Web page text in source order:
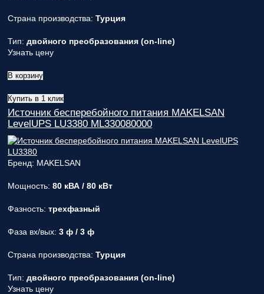
Страна производства: Турция
Тип: двойного преобразования (on-line)
Узнать цену
В корзину
Купить в 1 клик
Источник бесперебойного питания MAKELSAN
LevelUPS LU3380 ML330080000
Бренд: MAKELSAN
Мощность: 80 кВА / 80 кВт
Фазность: трехфазный
Фаза вх/вых: 3 ф / 3 ф
Страна производства: Турция
Тип: двойного преобразования (on-line)
Узнать цену